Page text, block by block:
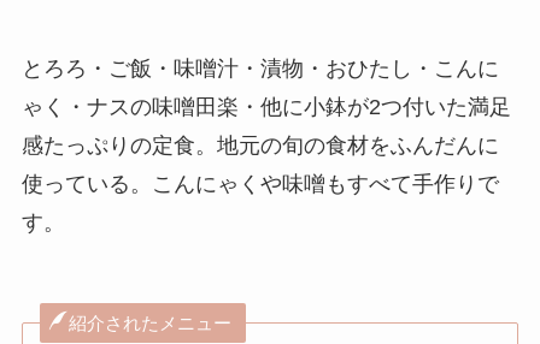
とろろ・ご飯・味噌汁・漬物・おひたし・こんに
ゃく・ナスの味噌田楽・他に小鉢が2つ付いた満足
感たっぷりの定食。地元の旬の食材をふんだんに
使っている。こんにゃくや味噌もすべて手作りで
す。
紹介されたメニュー